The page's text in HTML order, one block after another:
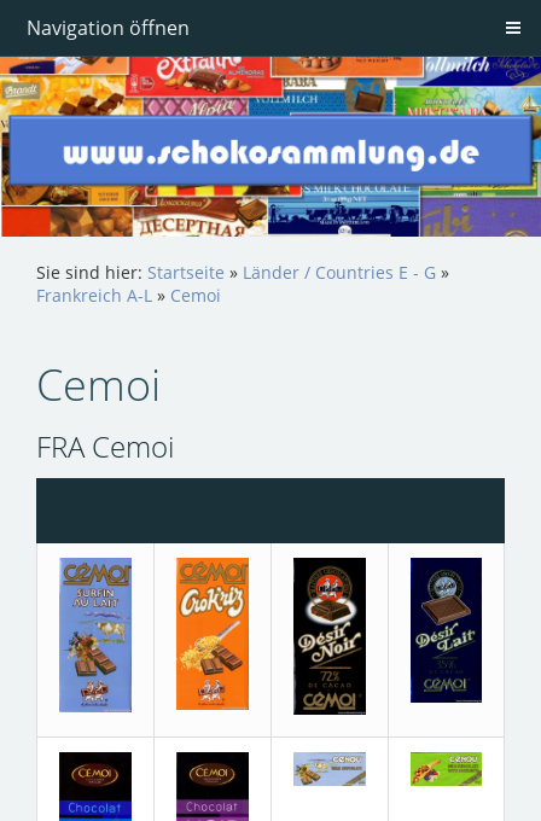
Navigation öffnen
Sie sind hier: Startseite » Länder / Countries E - G »
Frankreich A-L » Cemoi
Cemoi
FRA Cemoi